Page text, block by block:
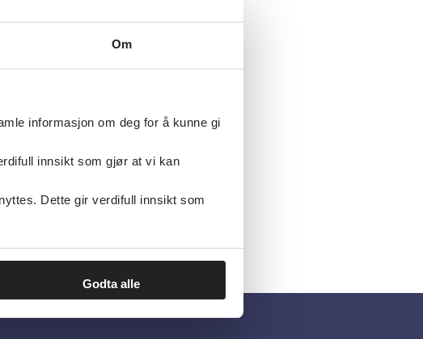
Om
informasjon om deg for å kunne gi
innsikt som gjør at vi kan
Dette gir verdifull innsikt som
Godta alle